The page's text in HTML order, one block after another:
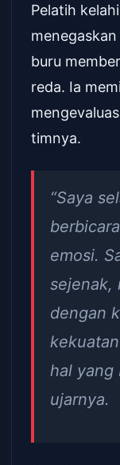
Pelatih
buru
reda. Ia
timnya.
“Saya
emosi.
sejenak,
dengan
hal yang
ujarnya.